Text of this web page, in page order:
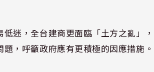
迷，全台建商更面臨「土方之亂」，
，呼籲政府應有更積極的因應措施。